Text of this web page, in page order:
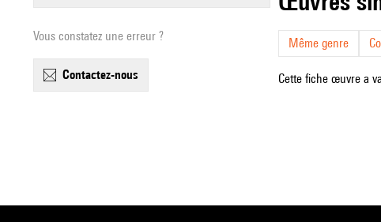
Vous constatez une erreur ?
contactez-nous
Même genre
Cette fiche œuvre a